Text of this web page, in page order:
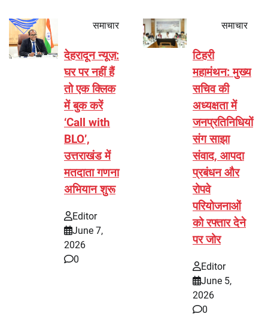
समाचार
देहरादून न्यूज़:
घर पर नहीं हैं
तो एक क्लिक
में बुक करें
‘Call with
BLO’,
उत्तराखंड में
मतदाता गणना
अभियान शुरू
Editor
June 7,
2026
0
समाचार
टिहरी
महामंथन: मुख्य
सचिव की
अध्यक्षता में
जनप्रतिनिधियों
संग साझा
संवाद, आपदा
प्रबंधन और
रोपवे
परियोजनाओं
को रफ्तार देने
पर जोर
Editor
June 5,
2026
0